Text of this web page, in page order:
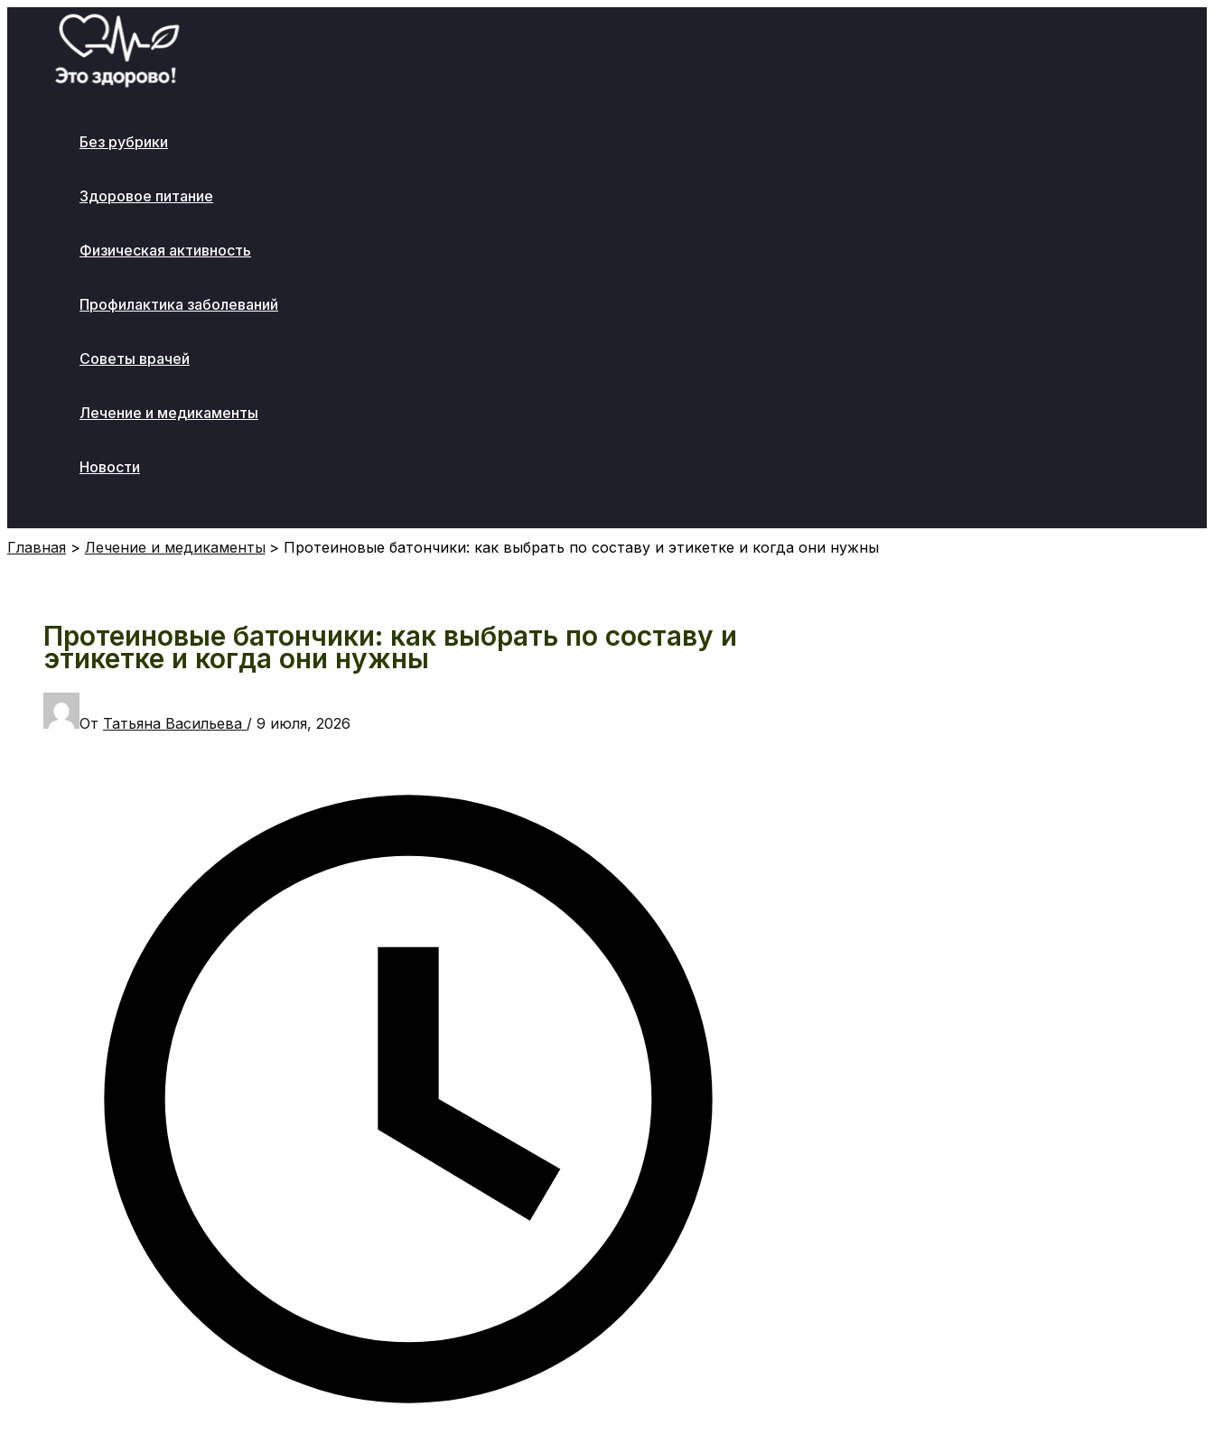
Перейти
содержимому
Без рубрики
Здоровое питание
Физическая активность
Профилактика заболеваний
Советы врачей
Лечение и медикаменты
Новости
Главная Лечение и медикаменты Протеиновые батончики: как выбрать по составу и этикетке и когда они нужны
Протеиновые батончики: как выбрать по составу и
этикетке и когда они нужны
От Татьяна Васильева / 9 июля, 2026